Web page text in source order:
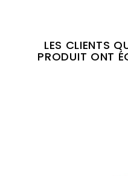
LES CLIENTS
PRODUIT ONT